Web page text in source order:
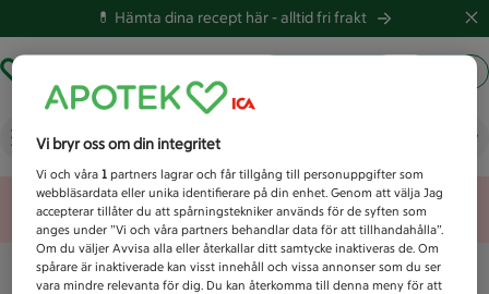
💊 Hämta dina recept här -alltid fri frakt
Vad letar du efter idag?
Unknown error
Vi bryr oss om din integritet
Vi och våra1 partners lagrar och får tillgång till personuppgifter som
webbläsardata eller unika identifierare på din enhet. Genom att välja Jag
accepterar tillåter du att spårningstekniker används för de syften som
anges under ”Vi och våra partners behandlar data för att tillhandahålla”.
Om du väljer Avvisa alla eller återkallar ditt samtycke inaktiveras de. Om
spårare är inaktiverade kan visst innehåll och vissa annonser som du ser
vara mindre relevanta för dig. Du kan återkomma till denna meny för att